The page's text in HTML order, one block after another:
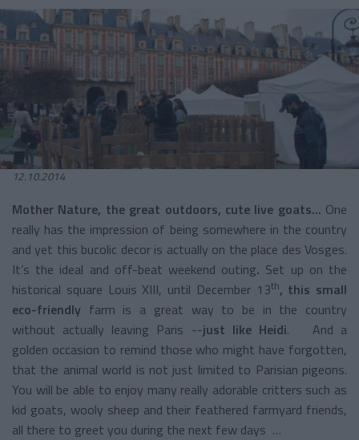
12.10.2014
Mother Nature, the great outdoors, cute live goats... One
really has the impression of being somewhere in the country
and yet this bucolic decor is actually on the place des Vosges.
It’s the ideal and off-beat weekend outing. Set up on the
historical square Louis XIII, until December 13th, this small
eco-friendly farm is a great way to be in the country
without actually leaving Paris --just like Heidi. And a
golden occasion to remind those who might have forgotten,
that the animal world is not just limited to Parisian pigeons.
You will be able to enjoy many really adorable critters such as
kid goats, wooly sheep and their feathered farmyard friends,
all there to greet you during the next few days …